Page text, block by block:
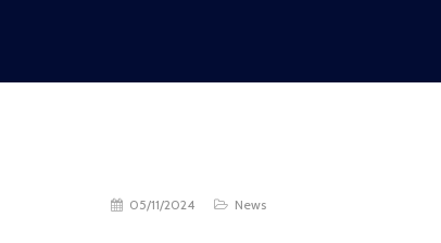
05/11/2024 News